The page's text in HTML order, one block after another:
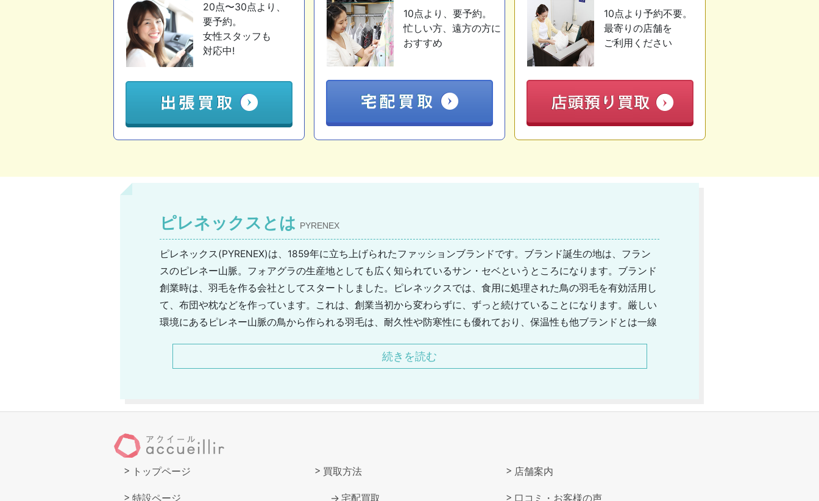
20点〜30点より、
要予約。
女性スタッフも
対応中!
10点より、要予約。
忙しい方、遠方の方に
おすすめ
10点より予約不要。
最寄りの店舗を
ご利用ください
ピレネックスとは PYRENEX
ピレネックス(PYRENEX)は、1859年に立ち上げられたファッションブランドです。ブランド誕生の地は、フラン
スのピレネー山脈。フォアグラの生産地としても広く知られているサン・セベというところになります。ブランド
創業時は、羽毛を作る会社としてスタートしました。ピレネックスでは、食用に処理された鳥の羽毛を有効活用し
て、布団や枕などを作っています。これは、創業当初から変わらずに、ずっと続けていることになります。厳しい
環境にあるピレネー山脈の鳥から作られる羽毛は、耐久性や防寒性にも優れており、保温性も他ブランドとは一線
め、高い人気を誇っています。1990年以降は、ピレネックスのブランド名を使用したアイテムの展開にも積極的
続きを読む
トップページ
特設ページ
買取方法
宅配買取
店舗案内
口コミ・お客様の声